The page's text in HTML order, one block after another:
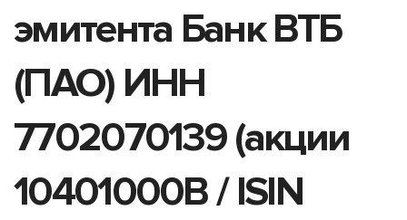
эмитента Банк ВТБ
(ПАО) ИНН
7702070139 (акции
10401000B / ISIN